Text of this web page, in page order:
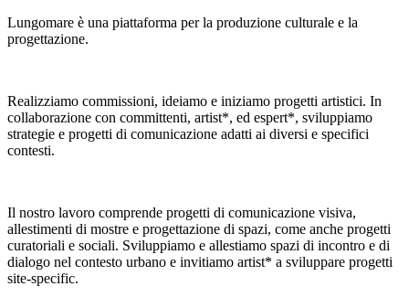
Lungomare è una piattaforma per la produzione culturale e la
progettazione.
Realizziamo commissioni, ideiamo e iniziamo progetti artistici. In
collaborazione con committenti, artist*, ed espert*, sviluppiamo
strategie e progetti di comunicazione adatti ai diversi e specifici
contesti.
Il nostro lavoro comprende progetti di comunicazione visiva,
allestimenti di mostre e progettazione di spazi, come anche progetti
curatoriali e sociali. Sviluppiamo e allestiamo spazi di incontro e di
dialogo nel contesto urbano e invitiamo artist* a sviluppare progetti
site-specific.